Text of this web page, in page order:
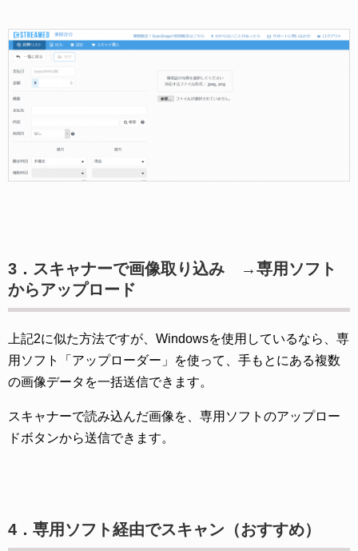
3．スキャナーで画像取り込み →専用ソフト
からアップロード
上記2に似た方法ですが、Windowsを使用しているなら、専
用ソフト「アップローダー」を使って、手もとにある複数
の画像データを一括送信できます。
スキャナーで読み込んだ画像を、専用ソフトのアップロー
ドボタンから送信できます。
4．専用ソフト経由でスキャン（おすすめ）